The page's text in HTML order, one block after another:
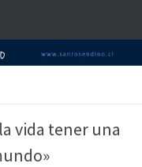
vida tener una